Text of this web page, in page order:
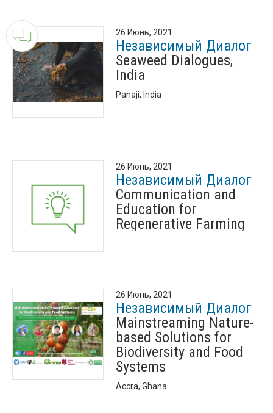
26 Июнь, 2021
Независимый Диалог
Seaweed Dialogues,
India
Panaji, India
26 Июнь, 2021
Независимый Диалог
Communication and
Education for
Regenerative Farming
26 Июнь, 2021
Независимый Диалог
Mainstreaming Nature-
based Solutions for
Biodiversity and Food
Systems
Accra, Ghana